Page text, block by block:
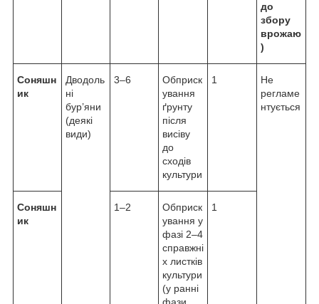
до
збору
врожаю
)
Соняшн
ик
Дводоль
ні
бур’яни
(деякі
види)
3–6
Обприск
ування
ґрунту
після
висіву
до
сходів
культури
1
Не
регламе
нтується
Соняшн
ик
1–2
Обприск
ування у
фазі 2–4
справжні
х листків
культури
(у ранні
1